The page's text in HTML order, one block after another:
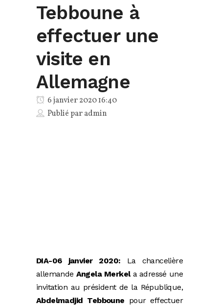
Tebboune à
effectuer une
visite en
Allemagne
6 janvier 2020 16:40
Publié paradmin
DIA-06 janvier 2020: La chancelière
allemande Angela Merkela adressé une
invitation au président de la République,
Abdelmadjid Tebboune pour effectuer